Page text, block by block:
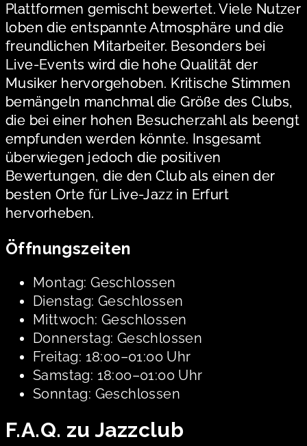
Plattformen gemischt bewertet. Viele Nutzer
loben die entspannte Atmosphäre und die
freundlichen Mitarbeiter. Besonders bei
Live-Events wird die hohe Qualität der
Musiker hervorgehoben. Kritische Stimmen
bemängeln manchmal die Größe des Clubs,
die bei einer hohen Besucherzahl als beengt
empfunden werden könnte. Insgesamt
überwiegen jedoch die positiven
Bewertungen, die den Club als einen der
besten Orte für Live-Jazz in Erfurt
hervorheben.
Öffnungszeiten
Montag: Geschlossen
Dienstag: Geschlossen
Mittwoch: Geschlossen
Donnerstag: Geschlossen
Freitag: 18:00–01:00 Uhr
Samstag: 18:00–01:00 Uhr
Sonntag: Geschlossen
F.A.Q. zu Jazzclub